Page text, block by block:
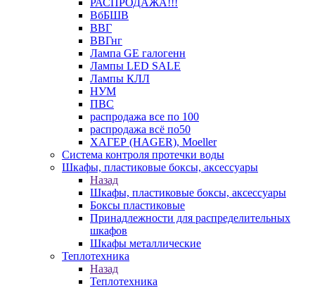
РАСПРОДАЖА!!!
ВбБШВ
ВВГ
ВВГнг
Лампа GE галогенн
Лампы LED SALE
Лампы КЛЛ
НУМ
ПВС
распродажа все по 100
распродажа всё по50
ХАГЕР (HAGER), Moeller
Система контроля протечки воды
Шкафы, пластиковые боксы, аксессуары
Назад
Шкафы, пластиковые боксы, аксессуары
Боксы пластиковые
Принадлежности для распределительных
шкафов
Шкафы металлические
Теплотехника
Назад
Теплотехника